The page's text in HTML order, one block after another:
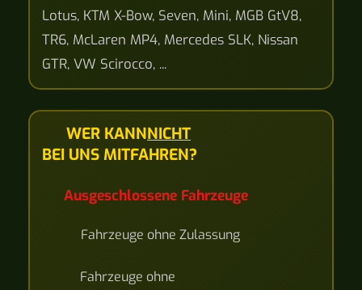
Lotus, KTM X-Bow, Seven, Mini, MGB GtV8,
TR6, McLaren MP4, Mercedes SLK, Nissan
GTR, VW Scirocco, ...
WER KANNNICHT
BEI UNS MITFAHREN?
Ausgeschlossene Fahrzeuge
Fahrzeuge ohne Zulassung
Fahrzeuge ohne